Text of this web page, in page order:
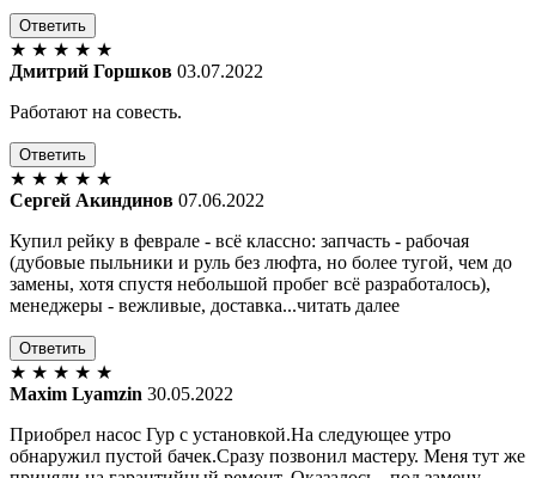
Ответить
★ ★ ★ ★ ★
Дмитрий Горшков 03.07.2022
Работают на совесть.
Ответить
★ ★ ★ ★ ★
Сергей Акиндинов 07.06.2022
Купил рейку в феврале - всё классно: запчасть - рабочая
(дубовые пыльники и руль без люфта, но более тугой, чем до
замены, хотя спустя небольшой пробег всё разработалось),
менеджеры - вежливые, доставка...читать далее
Ответить
★ ★ ★ ★ ★
Maxim Lyamzin 30.05.2022
Приобрел насос Гур с установкой.На следующее утро
обнаружил пустой бачек.Сразу позвонил мастеру. Меня тут же